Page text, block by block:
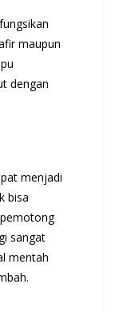
maupun
dengan
menjadi
bisa
sangat
mentah